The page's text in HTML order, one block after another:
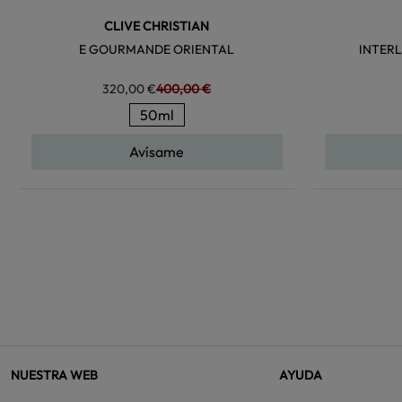
CLIVE CHRISTIAN
E GOURMANDE ORIENTAL
320,00 €400,00 €
50ml
Avísame
NUESTRA WEB AYUDA